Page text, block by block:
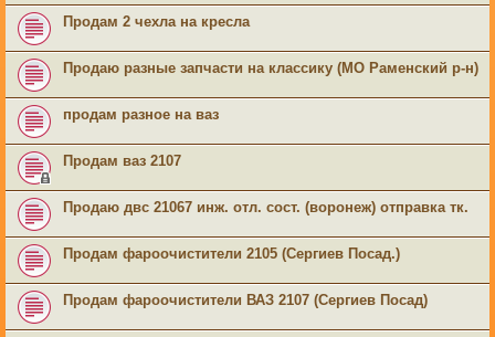
Продам 2 чехла на кресла
Продаю разные запчасти на классику (МО Раменский р-н)
продам разное на ваз
Продам ваз 2107
Продаю двс 21067 инж. отл. сост. (воронеж) отправка тк.
Продам фароочистители 2105 (Сергиев Посад.)
Продам фароочистители ВАЗ 2107 (Сергиев Посад)